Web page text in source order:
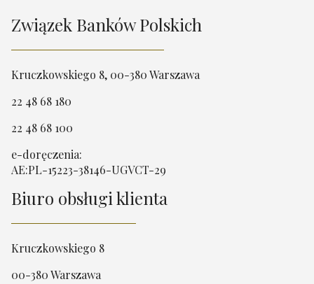
Związek Banków Polskich
Kruczkowskiego 8, 00-380 Warszawa
22 48 68 180
22 48 68 100
e-doręczenia:
AE:PL-15223-38146-UGVCT-29
Biuro obsługi klienta
Kruczkowskiego 8
00-380 Warszawa